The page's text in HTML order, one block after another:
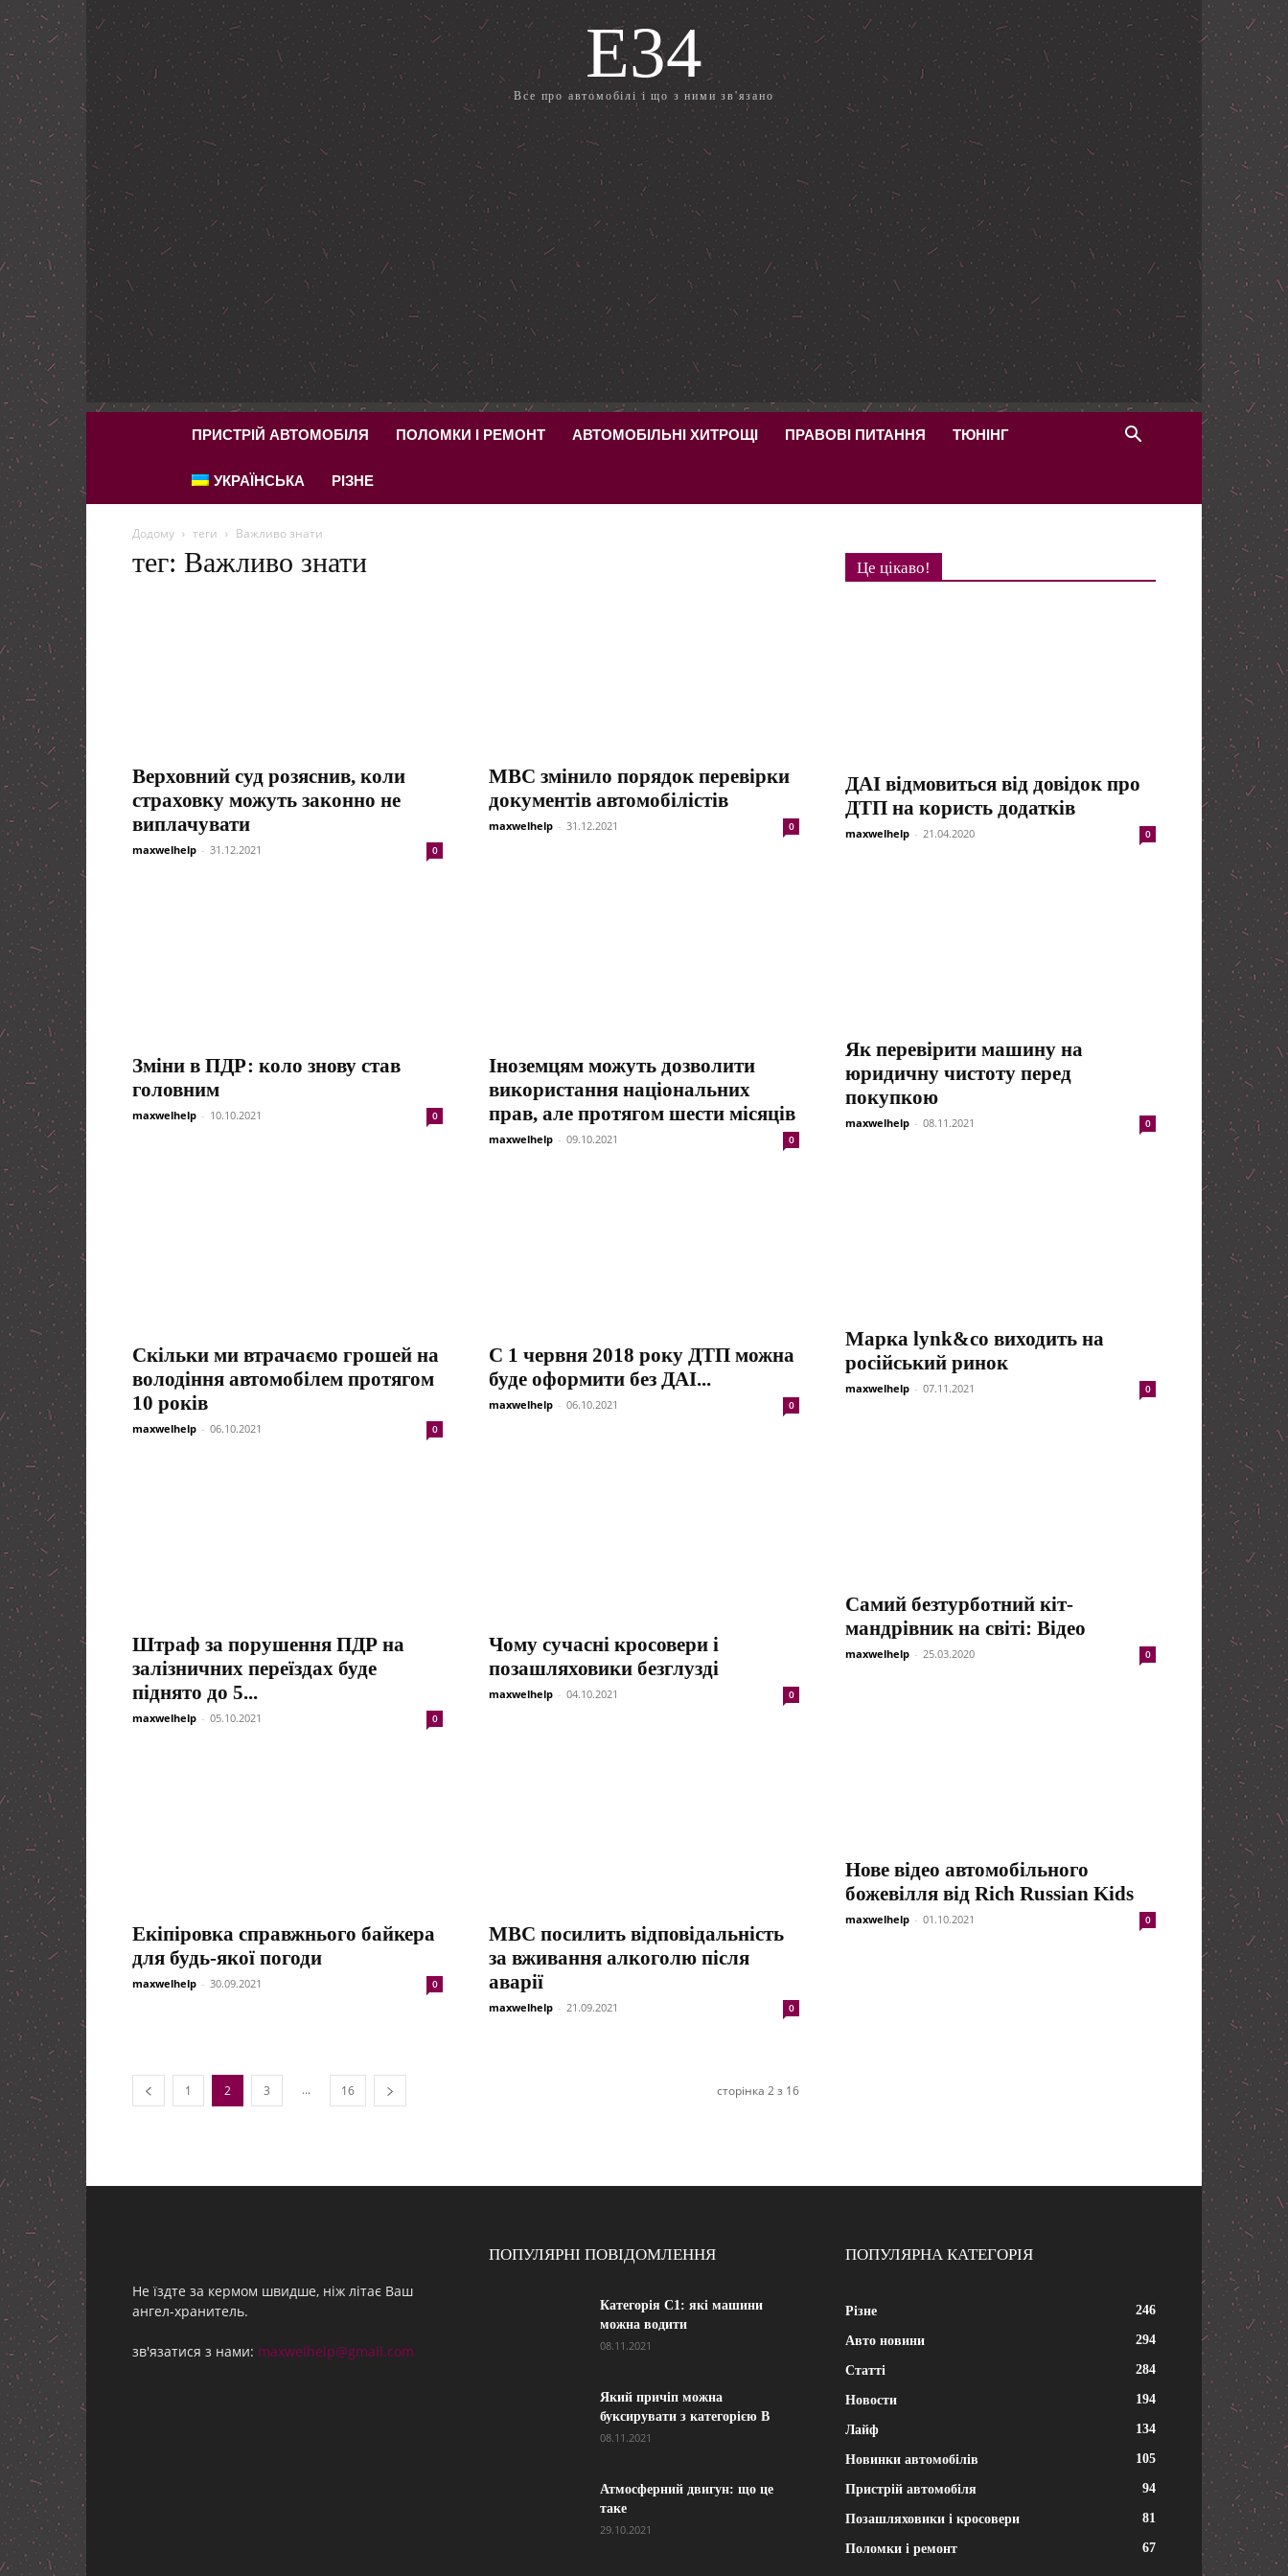
E34
Все про автомобілі і що з ними зв'язано
ПРИСТРІЙ АВТОМОБІЛЯ ПОЛОМКИ І РЕМОНТ АВТОМОБІЛЬНІ ХИТРОЩІ ПРАВОВІ ПИТАННЯ ТЮНІНГ
УКРАЇНСЬКА РІЗНЕ
Додому теги Важливо знати
тег: Важливо знати
Верховний суд розяснив, коли
страховку можуть законно не
виплачувати
maxwelhelp - 31.12.2021 0
МВС змінило порядок перевірки
документів автомобілістів
maxwelhelp - 31.12.2021 0
Зміни в ПДР: коло знову став
головним
maxwelhelp - 10.10.2021 0
Іноземцям можуть дозволити
використання національних
прав, але протягом шести місяців
maxwelhelp - 09.10.2021 0
Скільки ми втрачаємо грошей на
володіння автомобілем протягом
10 років
maxwelhelp - 06.10.2021 0
C 1 червня 2018 року ДТП можна
буде оформити без ДАІ...
maxwelhelp - 06.10.2021 0
Штраф за порушення ПДР на
залізничних переїздах буде
піднято до 5...
maxwelhelp - 05.10.2021 0
Чому сучасні кросовери і
позашляховики безглузді
maxwelhelp - 04.10.2021 0
Екіпіровка справжнього байкера
для будь-якої погоди
maxwelhelp - 30.09.2021 0
МВС посилить відповідальність
за вживання алкоголю після
аварії
maxwelhelp - 21.09.2021 0
1 2 3 ... 16 сторінка 2 з 16
Це цікаво!
ДАІ відмовиться від довідок про
ДТП на користь додатків
maxwelhelp - 21.04.2020 0
Як перевірити машину на
юридичну чистоту перед
покупкою
maxwelhelp - 08.11.2021 0
Марка lynk&co виходить на
російський ринок
maxwelhelp - 07.11.2021 0
Самий безтурботний кіт-
мандрівник на світі: Відео
maxwelhelp - 25.03.2020 0
Нове відео автомобільного
божевілля від Rich Russian Kids
maxwelhelp - 01.10.2021 0
Не їздте за кермом швидше, ніж літає Ваш
ангел-хранитель.
зв'язатися з нами: maxwelhelp@gmail.com
ПОПУЛЯРНІ ПОВІДОМЛЕННЯ
Категорія С1: які машини
можна водити
08.11.2021
Який причіп можна
буксирувати з категорією В
08.11.2021
Атмосферний двигун: що це
таке
29.10.2021
ПОПУЛЯРНА КАТЕГОРІЯ
Різне 246
Авто новини 294
Статті 284
Новости 194
Лайф 134
Новинки автомобілів 105
Пристрій автомобіля 94
Позашляховики і кросовери 81
Поломки і ремонт 67